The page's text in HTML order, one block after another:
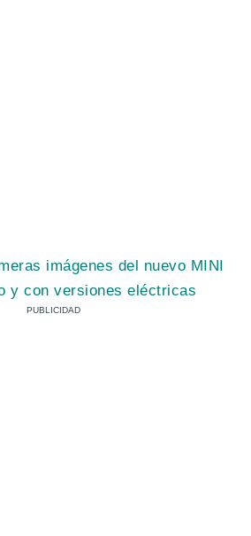
imágenes del nuevo MINI
y con versiones eléctricas